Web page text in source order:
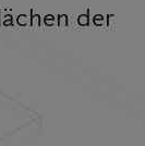
der